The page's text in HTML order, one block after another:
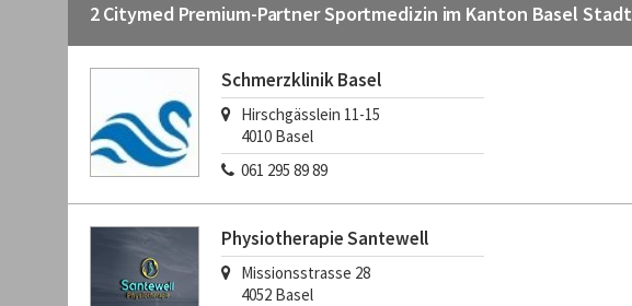
2 Citymed Premium-Partner Sportmedizin im Kanton Basel Stadt
Schmerzklinik Basel
Hirschgässlein 11-15
4010 Basel
061 295 89 89
Physiotherapie Santewell
Missionsstrasse 28
4052 Basel